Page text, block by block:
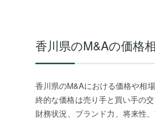
香川県のM&Aの価格
香川県のM&Aにおける価格や相
終的な価格は売り手と買い手の
財務状況、ブランド力、将来性